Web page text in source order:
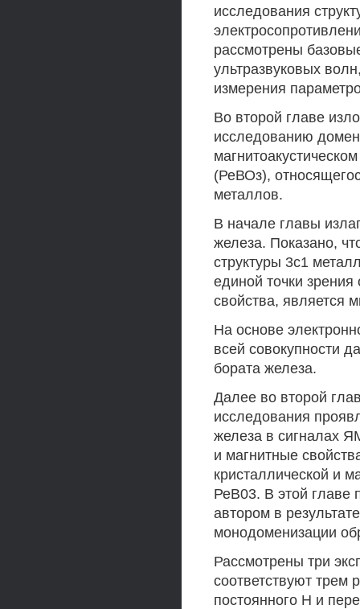
исследования
рассмотрены
ультразвуковых
измерения
Во второй главе
исследованию
(РеВОз),
металлов.
В начале главы
железа. Показано,
структуры 3с1
единой точки
свойства, является
На основе
всей совокупности
бората железа.
Далее во второй
исследования
железа в сигналах
и магнитные
кристаллической и
РеВ03. В этой главе
автором в
монодоменизации
Рассмотрены три
соответствуют трем
постоянного Н и